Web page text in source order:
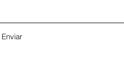
Enviar